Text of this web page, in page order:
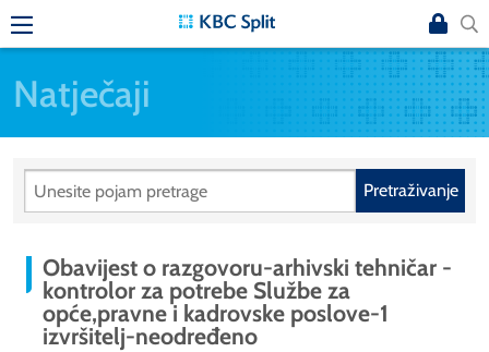
Natječaji
Pretraživanje
Obavijest o razgovoru-arhivski tehničar -
kontrolor za potrebe Službe za
opće,pravne i kadrovske poslove-1
izvršitelj-neodređeno